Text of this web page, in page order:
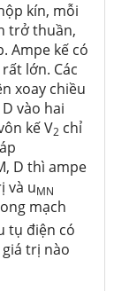
kín, mỗi
trở thuần,
Ampe kế có
lớn. Các
xoay chiều
vào hai
kế V2 chỉ
D thì ampe
và uMN
mạch
tụ điện có
giá trị nào